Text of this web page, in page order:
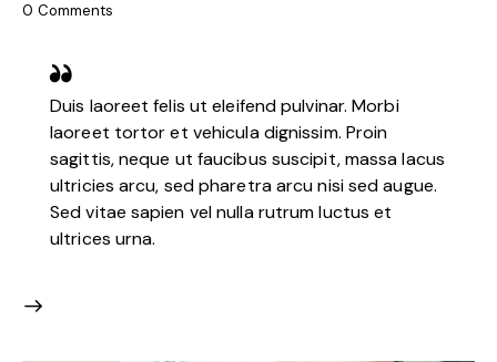
0 Comments
Duis laoreet felis ut eleifend pulvinar. Morbi
laoreet tortor et vehicula dignissim. Proin
sagittis, neque ut faucibus suscipit, massa lacus
ultricies arcu, sed pharetra arcu nisi sed augue.
Sed vitae sapien vel nulla rutrum luctus et
ultrices urna.